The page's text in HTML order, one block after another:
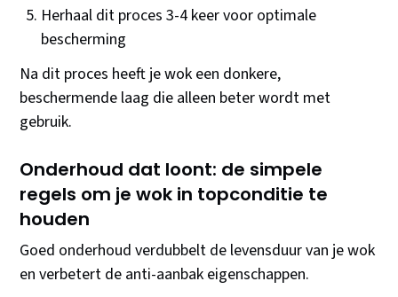
Herhaal dit proces 3-4 keer voor optimale
bescherming
Na dit proces heeft je wok een donkere,
beschermende laag die alleen beter wordt met
gebruik.
Onderhoud dat loont: de simpele
regels om je wok in topconditie te
houden
Goed onderhoud verdubbelt de levensduur van je wok
en verbetert de anti-aanbak eigenschappen.